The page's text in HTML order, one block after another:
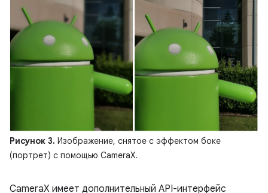
Рисунок 3. Изображение, снятое с эффектом боке
(портрет) с помощью CameraX.
CameraX имеет дополнительный API-интерфейс